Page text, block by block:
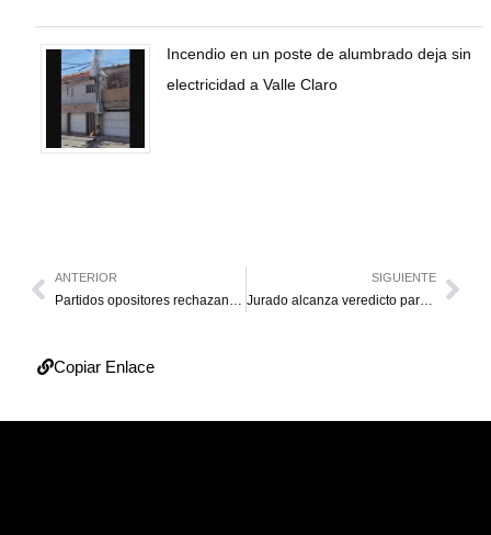
Incendio en un poste de alumbrado deja sin
electricidad a Valle Claro
ANTERIOR
Partidos opositores rechazan que AN declarara “persona non grata” a Türk
SIGUIENTE
Jurado alcanza veredicto parcial sobre “Diddy” y delibera de nuevo este miércoles
Copiar Enlace